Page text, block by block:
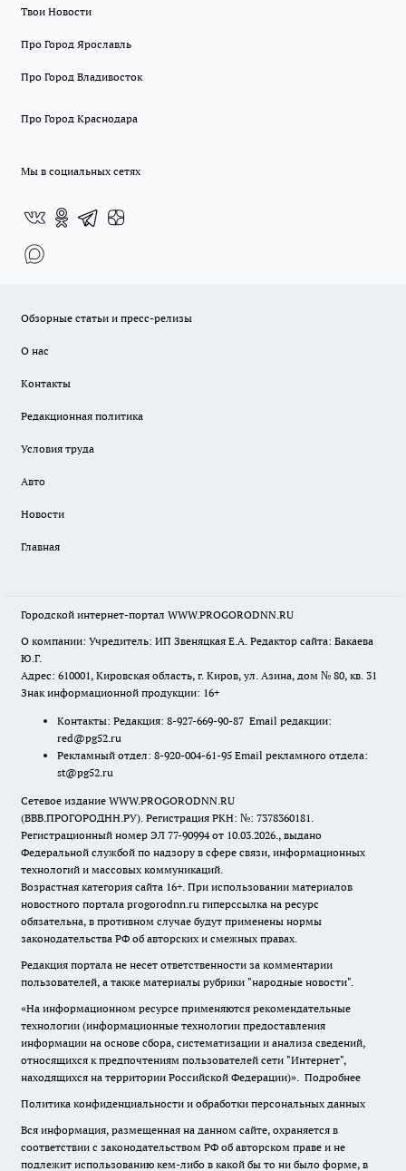
Твои Новости
Про Город Ярославль
Про Город Владивосток
Про Город Краснодара
Мы в социальных сетях
Обзорные статьи и пресс-релизы
О нас
Контакты
Редакционная политика
Условия труда
Авто
Новости
Главная
Городской интернет-портал WWW.PROGORODNN.RU
О компании: Учредитель: ИП Звеняцкая Е.А. Редактор сайта: Бакаева
Ю.Г.
Адрес: 610001, Кировская область, г. Киров, ул. Азина, дом № 80, кв. 31
Знак информационной продукции: 16+
Контакты: Редакция: 8-927-669-90-87 Email редакции:
red@pg52.ru
Рекламный отдел: 8-920-004-61-95 Email рекламного отдела:
st@pg52.ru
Сетевое издание WWW.PROGORODNN.RU
(ВВВ.ПРОГОРОДНН.РУ). Регистрация РКН: №: 7378360181.
Регистрационный номер ЭЛ 77-90994 от 10.03.2026., выдано
Федеральной службой по надзору в сфере связи, информационных
технологий и массовых коммуникаций.
Возрастная категория сайта 16+. При использовании материалов
новостного портала progorodnn.ru гиперссылка на ресурс
обязательна, в противном случае будут применены нормы
законодательства РФ об авторских и смежных правах.
Редакция портала не несет ответственности за комментарии
пользователей, а также материалы рубрики "народные новости".
«На информационном ресурсе применяются рекомендательные
технологии (информационные технологии предоставления
информации на основе сбора, систематизации и анализа сведений,
относящихся к предпочтениям пользователей сети "Интернет",
находящихся на территории Российской Федерации)». Подробнее
Политика конфиденциальности и обработки персональных данных
Вся информация, размещенная на данном сайте, охраняется в
соответствии с законодательством РФ об авторском праве и не
подлежит использованию кем-либо в какой бы то ни было форме, в